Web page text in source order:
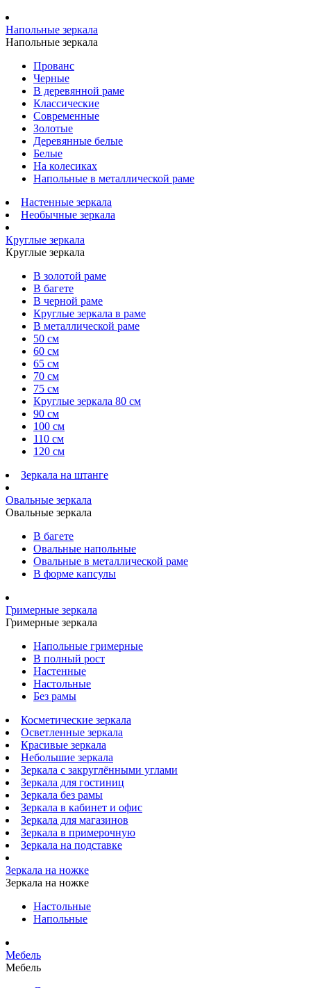
Напольные зеркала
Напольные зеркала
Прованс
Черные
В деревянной раме
Классические
Современные
Золотые
Деревянные белые
Белые
На колесиках
Напольные в металлической раме
Настенные зеркала
Необычные зеркала
Круглые зеркала
Круглые зеркала
В золотой раме
В багете
В черной раме
Круглые зеркала в раме
В металлической раме
50 см
60 см
65 см
70 см
75 см
Круглые зеркала 80 см
90 см
100 см
110 см
120 см
Зеркала на штанге
Овальные зеркала
Овальные зеркала
В багете
Овальные напольные
Овальные в металлической раме
В форме капсулы
Гримерные зеркала
Гримерные зеркала
Напольные гримерные
В полный рост
Настенные
Настольные
Без рамы
Косметические зеркала
Осветленные зеркала
Красивые зеркала
Небольшие зеркала
Зеркала с закруглёнными углами
Зеркала для гостиниц
Зеркала без рамы
Зеркала в кабинет и офис
Зеркала для магазинов
Зеркала в примерочную
Зеркала на подставке
Зеркала на ножке
Зеркала на ножке
Настольные
Напольные
Мебель
Мебель